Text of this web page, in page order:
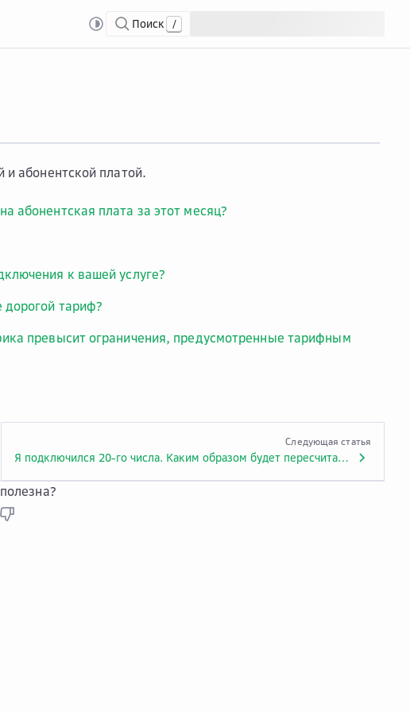
Поиск /
абонентской платой.
абонентская плата за этот месяц?
к вашей услуге?
дорогой тариф?
превысит ограничения, предусмотренные тарифным
Следующая статья
Я подключился 20-го числа. Каким образом будет пересчитана абонентская плата за этот месяц?